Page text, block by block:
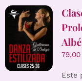
79,00
Este